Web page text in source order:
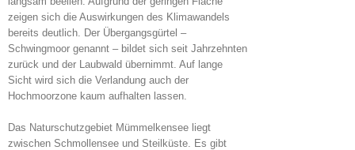
zeigen sich die Auswirkungen des Klimawandels
bereits deutlich. Der Übergangsgürtel –
Schwingmoor genannt – bildet sich seit Jahrzehnten
zurück und der Laubwald übernimmt. Auf lange
Sicht wird sich die Verlandung auch der
Hochmoorzone kaum aufhalten lassen.
Das Naturschutzgebiet Mümmelkensee liegt
zwischen Schmollensee und Steilküste. Es gibt